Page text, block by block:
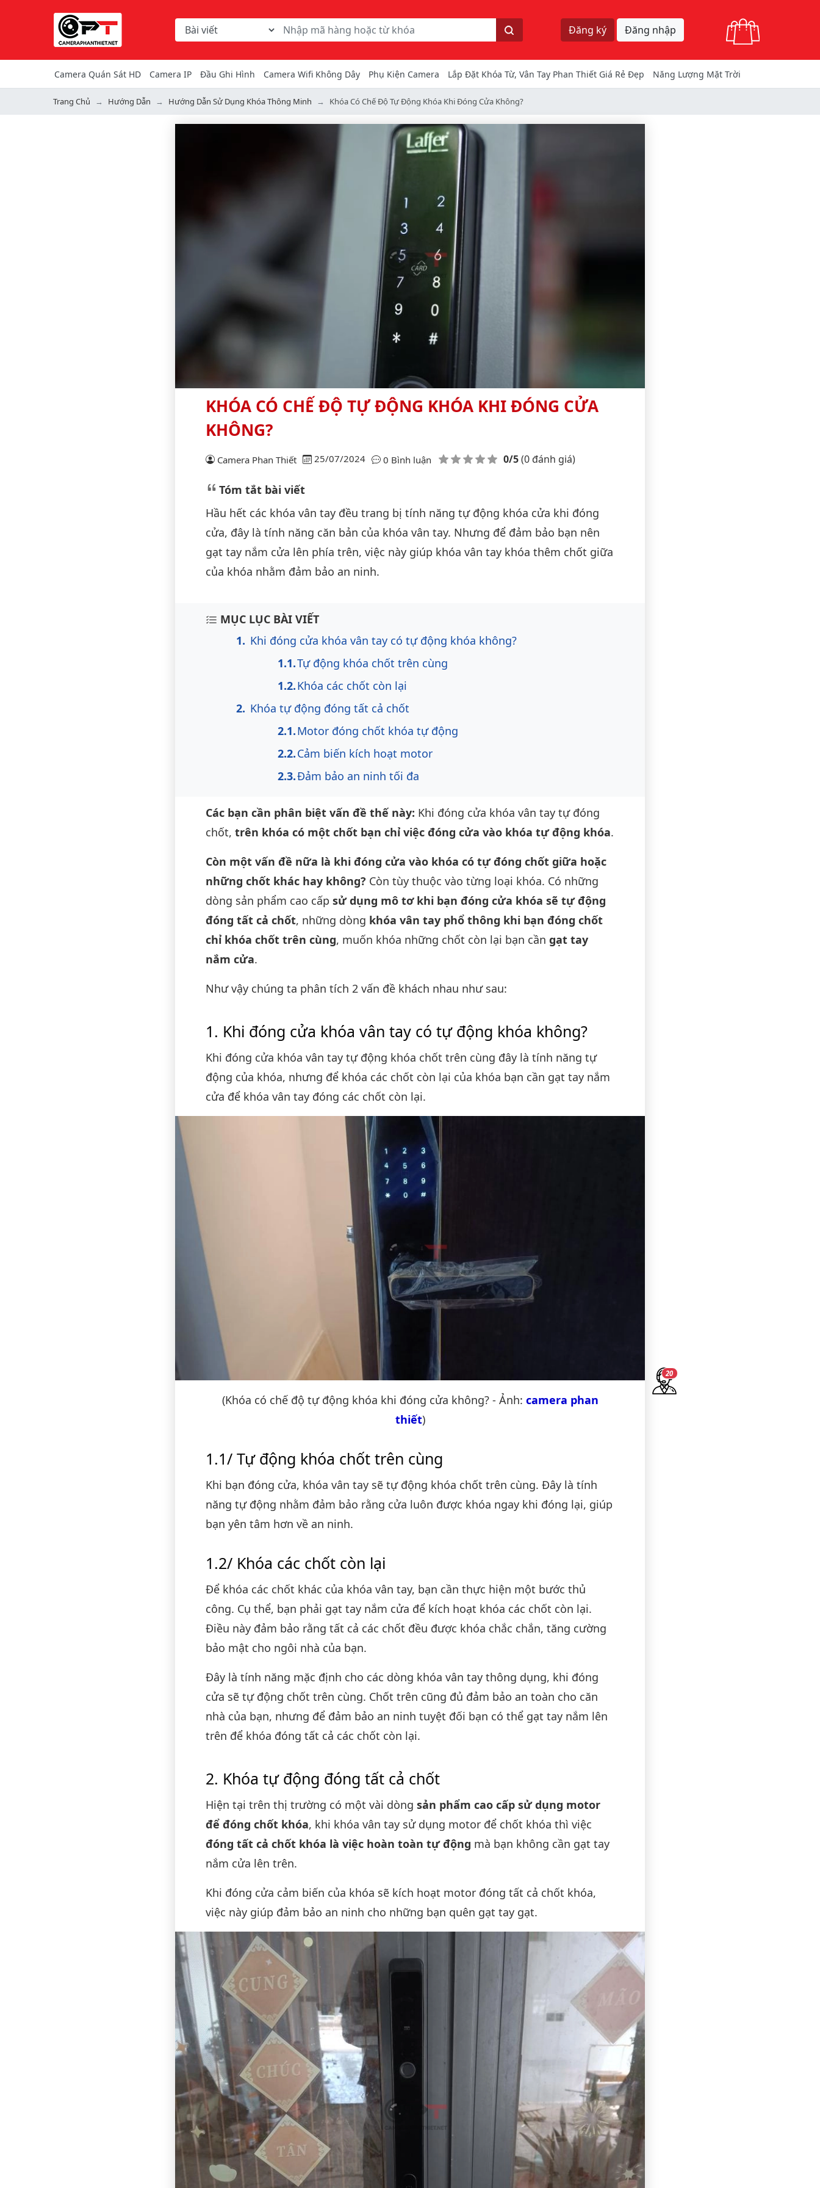
Chọn danh mục tìm kiếm
Từ khóa hoặc mã hàng
Tìm kiếm
Đăng ký Đăng nhập
Camera Quán Sát HD Camera IP Đầu Ghi Hình Camera Wifi Không Dây Phụ Kiện Camera Lắp Đặt Khóa Từ, Vân Tay Phan Thiết Giá Rẻ Đẹp Năng Lượng Mặt Trời
Trang Chủ Hướng Dẫn Hướng Dẫn Sử Dụng Khóa Thông Minh Khóa Có Chế Độ Tự Động Khóa Khi Đóng Cửa Không?
19
KHÓA CÓ CHẾ ĐỘ TỰ ĐỘNG KHÓA KHI ĐÓNG CỬA
KHÔNG?
Camera Phan Thiết 25/07/2024 0 Bình luận Điểm đánh giá 0/5(0 đánh giá)
Tóm tắt bài viết
Hầu hết các khóa vân tay đều trang bị tính năng tự động khóa cửa khi đóng
cửa, đây là tính năng căn bản của khóa vân tay. Nhưng để đảm bảo bạn nên
gạt tay nắm cửa lên phía trên, việc này giúp khóa vân tay khóa thêm chốt giữa
của khóa nhằm đảm bảo an ninh.
Nội dung bài viết
MỤC LỤC BÀI VIẾT
Khi đóng cửa khóa vân tay có tự động khóa không?
Tự động khóa chốt trên cùng
Khóa các chốt còn lại
Khóa tự động đóng tất cả chốt
Motor đóng chốt khóa tự động
Cảm biến kích hoạt motor
Đảm bảo an ninh tối đa
Các bạn cần phân biệt vấn đề thế này: Khi đóng cửa khóa vân tay tự đóng
chốt, trên khóa có một chốt bạn chỉ việc đóng cửa vào khóa tự động khóa.
Còn một vấn đề nữa là khi đóng cửa vào khóa có tự đóng chốt giữa hoặc
những chốt khác hay không? Còn tùy thuộc vào từng loại khóa. Có những
dòng sản phẩm cao cấp sử dụng mô tơ khi bạn đóng cửa khóa sẽ tự động
đóng tất cả chốt, những dòng khóa vân tay phổ thông khi bạn đóng chốt
chỉ khóa chốt trên cùng, muốn khóa những chốt còn lại bạn cần gạt tay
nắm cửa.
Như vậy chúng ta phân tích 2 vấn đề khách nhau như sau:
Khi đóng cửa khóa vân tay có tự động khóa không?
Khi đóng cửa khóa vân tay tự động khóa chốt trên cùng đây là tính năng tự
động của khóa, nhưng để khóa các chốt còn lại của khóa bạn cần gạt tay nắm
cửa để khóa vân tay đóng các chốt còn lại.
(Khóa có chế độ tự động khóa khi đóng cửa không? - Ảnh: camera phan
thiết)
Tự động khóa chốt trên cùng
Khi bạn đóng cửa, khóa vân tay sẽ tự động khóa chốt trên cùng. Đây là tính
năng tự động nhằm đảm bảo rằng cửa luôn được khóa ngay khi đóng lại, giúp
bạn yên tâm hơn về an ninh.
Khóa các chốt còn lại
Để khóa các chốt khác của khóa vân tay, bạn cần thực hiện một bước thủ
công. Cụ thể, bạn phải gạt tay nắm cửa để kích hoạt khóa các chốt còn lại.
Điều này đảm bảo rằng tất cả các chốt đều được khóa chắc chắn, tăng cường
bảo mật cho ngôi nhà của bạn.
Đây là tính năng mặc định cho các dòng khóa vân tay thông dụng, khi đóng
cửa sẽ tự động chốt trên cùng. Chốt trên cũng đủ đảm bảo an toàn cho căn
nhà của bạn, nhưng để đảm bảo an ninh tuyệt đối bạn có thể gạt tay nắm lên
trên để khóa đóng tất cả các chốt còn lại.
Khóa tự động đóng tất cả chốt
Hiện tại trên thị trường có một vài dòng sản phẩm cao cấp sử dụng motor
để đóng chốt khóa, khi khóa vân tay sử dụng motor để chốt khóa thì việc
đóng tất cả chốt khóa là việc hoàn toàn tự động mà bạn không cần gạt tay
nắm cửa lên trên.
Khi đóng cửa cảm biến của khóa sẽ kích hoạt motor đóng tất cả chốt khóa,
việc này giúp đảm bảo an ninh cho những bạn quên gạt tay gạt.